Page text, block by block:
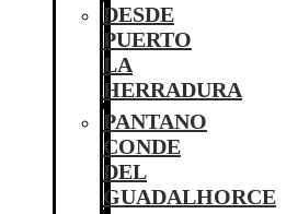
DESDE
PUERTO
LA
HERRADURA
PANTANO
CONDE
DEL
GUADALHORCE